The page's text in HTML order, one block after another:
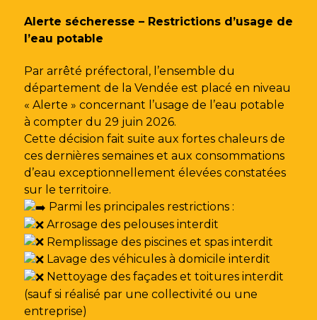
Alerte sécheresse – Restrictions d’usage de
l’eau potable
Par arrêté préfectoral, l’ensemble du
département de la Vendée est placé en niveau
« Alerte » concernant l’usage de l’eau potable
à compter du 29 juin 2026.
Cette décision fait suite aux fortes chaleurs de
ces dernières semaines et aux consommations
d’eau exceptionnellement élevées constatées
sur le territoire.
Parmi les principales restrictions :
Arrosage des pelouses interdit
Remplissage des piscines et spas interdit
Lavage des véhicules à domicile interdit
Nettoyage des façades et toitures interdit
(sauf si réalisé par une collectivité ou une
entreprise)